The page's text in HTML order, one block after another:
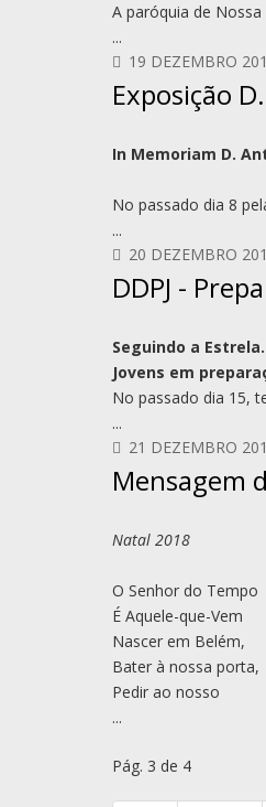
A paróquia de
...
19 DEZEMBRO
Exposição
In Memoriam D.
No passado dia 8
...
20 DEZEMBRO
DDPJ -
Seguindo a
Jovens em
No passado dia 15,
...
21 DEZEMBRO
Mensagem
Natal 2018
O Senhor do Tempo
É Aquele-que-Vem
Nascer em Belém,
Bater à nossa porta,
Pedir ao nosso
...
Pág. 3 de 4